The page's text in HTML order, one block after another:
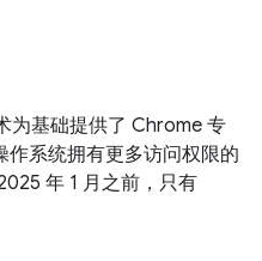
为基础提供了 Chrome 专
作系统拥有更多访问权限的
年 1 月之前，只有